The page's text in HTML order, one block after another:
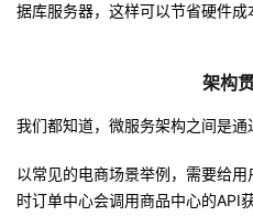
据库服务器，这样可以节省硬件成
架构
我们都知道，微服务架构之间是通
以常见的电商场景举例，需要给
时订单中心会调用商品中心的API